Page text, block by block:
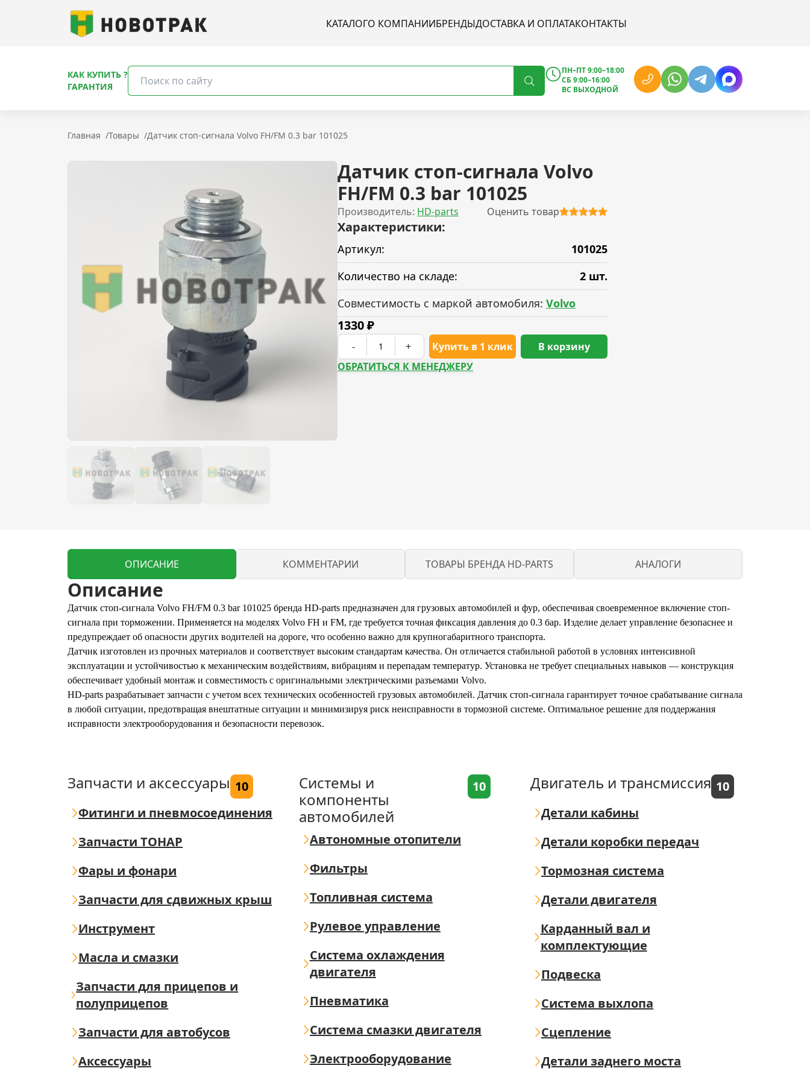
КАТАЛОГО КОМПАНИИБРЕНДЫДОСТАВКА И ОПЛАТАКОНТАКТЫ
КАК КУПИТЬ ?
ГАРАНТИЯ
ПН–ПТ 9:00–18:00
СБ 9:00–16:00
ВС ВЫХОДНОЙ
Главная /Товары /Датчик стоп-сигнала Volvo FH/FM 0.3 bar 101025
Датчик стоп-сигнала Volvo
FH/FM 0.3 bar 101025
Производитель: HD-parts Оценить товар
Характеристики:
Артикул:
101025
Количество на складе:
2 шт.
Совместимость с маркой автомобиля: Volvo
1330₽
- + Купить в 1 клик
В корзину
ОБРАТИТЬСЯ К МЕНЕДЖЕРУ
ОПИСАНИЕ КОММЕНТАРИИ ТОВАРЫ БРЕНДА HD-PARTS АНАЛОГИ
Описание
Датчик стоп-сигнала Volvo FH/FM 0.3 bar 101025 бренда HD-parts предназначен для грузовых автомобилей и фур, обеспечивая своевременное включение стоп-
сигнала при торможении. Применяется на моделях Volvo FH и FM, где требуется точная фиксация давления до 0.3 бар. Изделие делает управление безопаснее и
предупреждает об опасности других водителей на дороге, что особенно важно для крупногабаритного транспорта.
Датчик изготовлен из прочных материалов и соответствует высоким стандартам качества. Он отличается стабильной работой в условиях интенсивной
эксплуатации и устойчивостью к механическим воздействиям, вибрациям и перепадам температур. Установка не требует специальных навыков — конструкция
обеспечивает удобный монтаж и совместимость с оригинальными электрическими разъемами Volvo.
HD-parts разрабатывает запчасти с учетом всех технических особенностей грузовых автомобилей. Датчик стоп-сигнала гарантирует точное срабатывание сигнала
в любой ситуации, предотвращая внештатные ситуации и минимизируя риск неисправности в тормозной системе. Оптимальное решение для поддержания
исправности электрооборудования и безопасности перевозок.
Запчасти и аксессуары 10
Фитинги и пневмосоединения
Запчасти ТОНАР
Фары и фонари
Запчасти для сдвижных крыш
Инструмент
Масла и смазки
Запчасти для прицепов и
полуприцепов
Запчасти для автобусов
Аксессуары
Системы и
компоненты
автомобилей
10
Автономные отопители
Фильтры
Топливная система
Рулевое управление
Система охлаждения
двигателя
Пневматика
Система смазки двигателя
Электрооборудование
Двигатель и трансмиссия 10
Детали кабины
Детали коробки передач
Тормозная система
Детали двигателя
Карданный вал и
комплектующие
Подвеска
Система выхлопа
Сцепление
Детали заднего моста